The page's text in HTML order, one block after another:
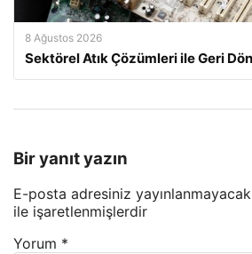
8 Ağustos 2026
Sektörel Atık Çözümleri ile Geri
Bir yanıt yazın
E-posta adresiniz
ile işaretlenmişlerdir
Yorum *